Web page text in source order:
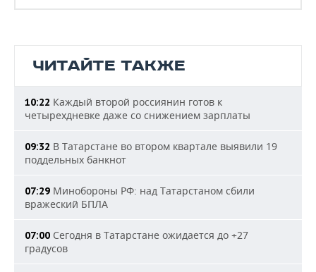
ЧИТАЙТЕ ТАКЖЕ
10:22 Каждый второй россиянин готов к
четырехдневке даже со снижением зарплаты
09:32 В Татарстане во втором квартале выявили 19
поддельных банкнот
07:29 Минобороны РФ: над Татарстаном сбили
вражеский БПЛА
07:00 Сегодня в Татарстане ожидается до +27
градусов